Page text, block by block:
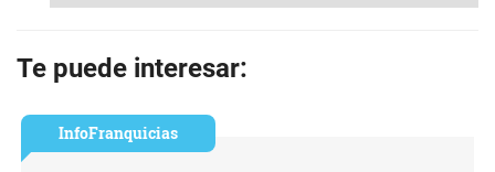
Te puede interesar:
InfoFranquicias